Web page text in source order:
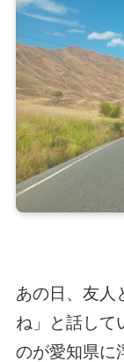
あの日、友人
ね」と話して
のが愛知県に